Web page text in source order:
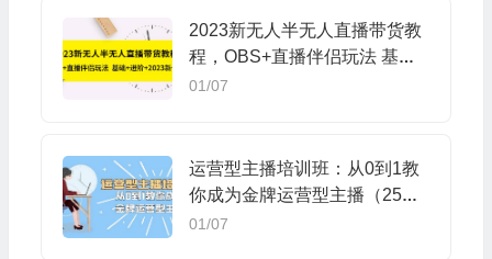
2023新无人半无人直播带货教
程，OBS+直播伴侣玩法 基础
+进阶+2023新+话术
01/07
运营型主播培训班：从0到1教
你成为金牌运营型主播（25节
课）
01/07